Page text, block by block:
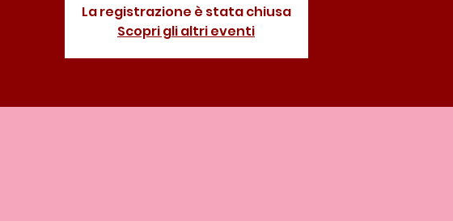
La registrazione è stata chiusa
Scopri gli altri eventi